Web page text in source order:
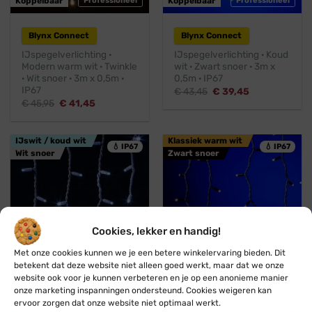
Cookies, lekker en handig!
Met onze cookies kunnen we je een betere winkelervaring bieden. Dit
betekent dat deze website niet alleen goed werkt, maar dat we onze
website ook voor je kunnen verbeteren en je op een anonieme manier
onze marketing inspanningen ondersteund. Cookies weigeren kan
ervoor zorgen dat onze website niet optimaal werkt.
Blynx Connect
IJspegelverlichting ·
Modern warm wit · Twinkle
· Wit snoer · 3m x 0,5m ·
IP67
€45,95 Oorspronkelijke
€ 41,45
Blynx Connect
IJspegelverlichting · Koud
wit · Zwart snoer · 3m x
0,5m · IP67
€43,45 Oorspronkelijke
€ 39,45
💧 IP67
Professioneel
IJswit / koud wit
Wit snoer
Koppelbaar
Blynx Connect
💧 IP67
Professioneel
Klassiek warm wit
Zwart snoer
Koppelbaar
Blynx Connect